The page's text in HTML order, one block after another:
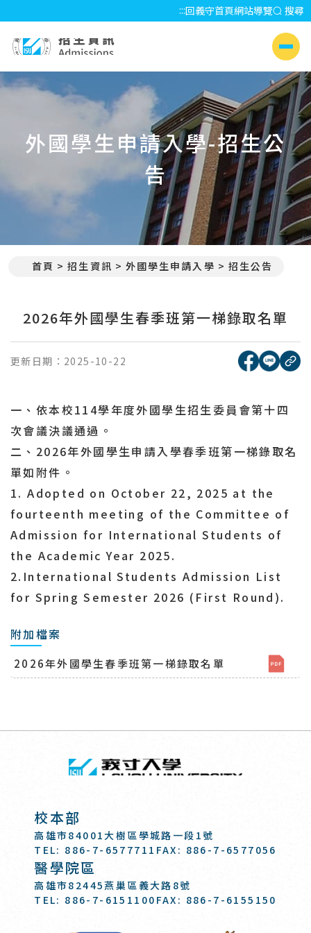
:::回義守首頁網站導覽 搜尋
側選單
外國學生申請入學-招生公
告
首頁 招生資訊 外國學生申請入學 招生公告
2026年外國學生春季班第一梯錄取名單
更新日期： 2025-10-22 [另開新
[另開
複
一、依本校114學年度外國學生招生委員會第十四
次會議決議通過。
二、2026年外國學生申請入學春季班第一梯錄取名
單如附件。
1. Adopted on October 22, 2025 at the
fourteenth meeting of the Committee of
Admission for International Students of
the Academic Year 2025.
2.International Students Admission List
for Spring Semester 2026 (First Round).
附加檔案
2026年外國學生春季班第一梯錄取名單
回頂端
校本部
高雄市84001大樹區學城路一段1號
TEL: 886-7-6577711 FAX: 886-7-6577056
醫學院區
高雄市82445燕巢區義大路8號
TEL: 886-7-6151100 FAX: 886-7-6155150